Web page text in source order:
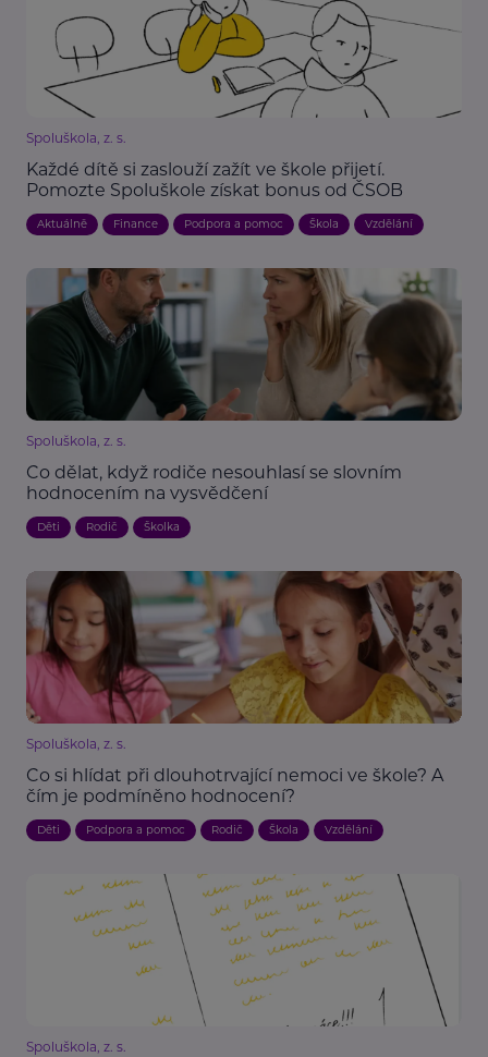
Spoluškola, z. s.
Každé dítě si zaslouží zažít ve škole přijetí.
Pomozte Spoluškole získat bonus od ČSOB
Aktuálně Finance Podpora a pomoc Škola Vzdělání
Spoluškola, z. s.
Co dělat, když rodiče nesouhlasí se slovním
hodnocením na vysvědčení
Děti Rodič Školka
Spoluškola, z. s.
Co si hlídat při dlouhotrvající nemoci ve škole? A
čím je podmíněno hodnocení?
Děti Podpora a pomoc Rodič Škola Vzdělání
Spoluškola, z. s.